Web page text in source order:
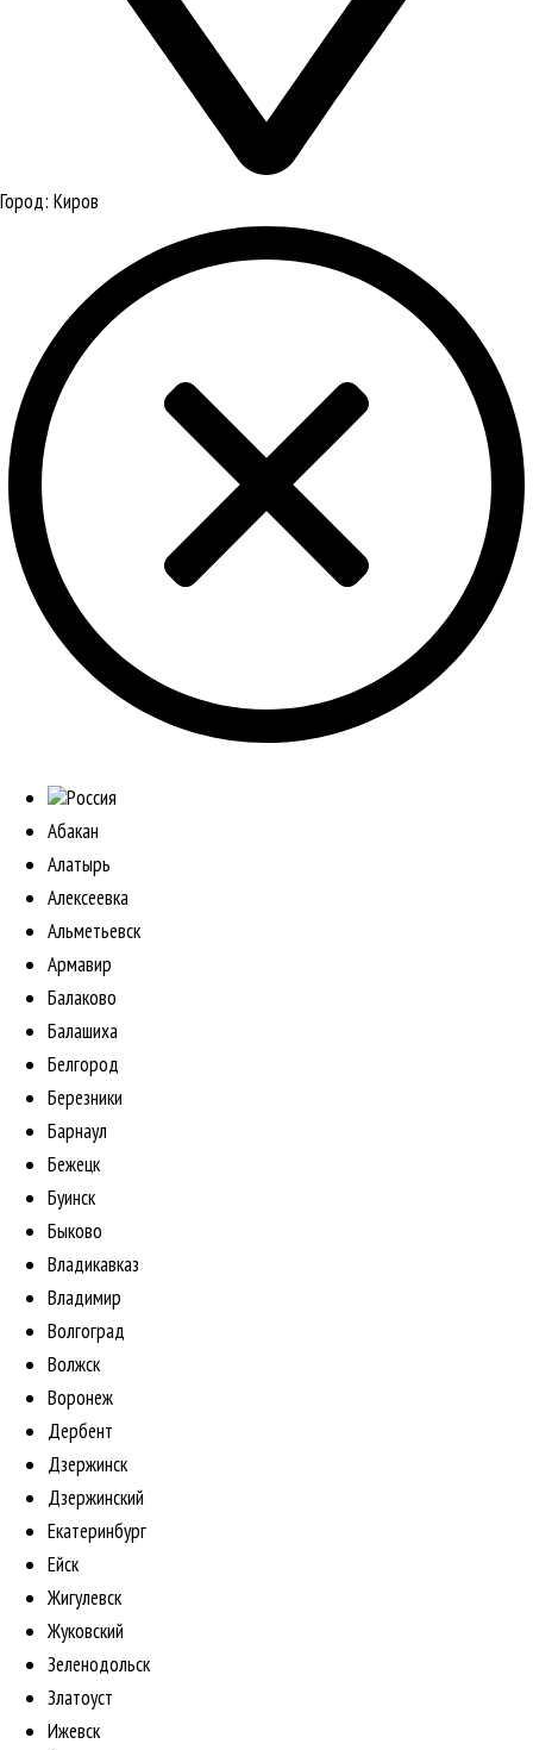
Город: Киров
Россия
Абакан
Алатырь
Алексеевка
Альметьевск
Армавир
Балаково
Балашиха
Белгород
Березники
Барнаул
Бежецк
Буинск
Быково
Владикавказ
Владимир
Волгоград
Волжск
Воронеж
Дербент
Дзержинск
Дзержинский
Екатеринбург
Ейск
Жигулевск
Жуковский
Зеленодольск
Златоуст
Ижевск